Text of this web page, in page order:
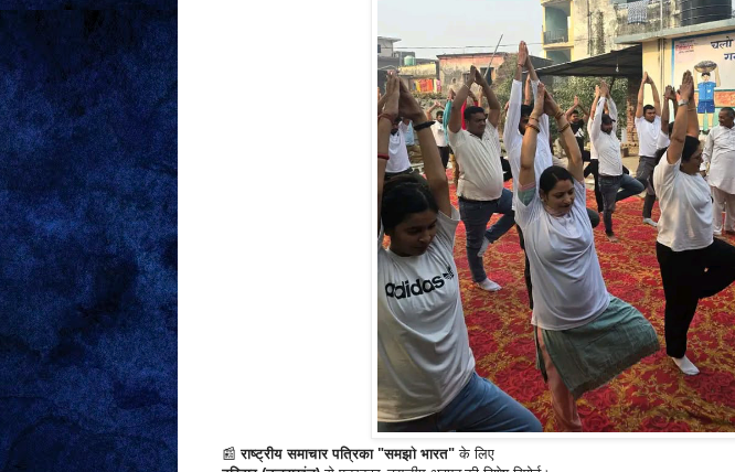
📰राष्ट्रीय समाचार पत्रिका "समझो भारत"के लिए